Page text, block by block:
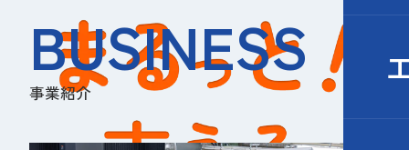
BUSINESS
事業紹介